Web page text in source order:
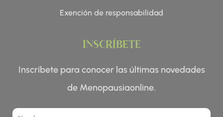
Exención de responsabilidad
INSCRÍBETE
Inscríbete para conocer las últimas novedades
de Menopausiaonline.